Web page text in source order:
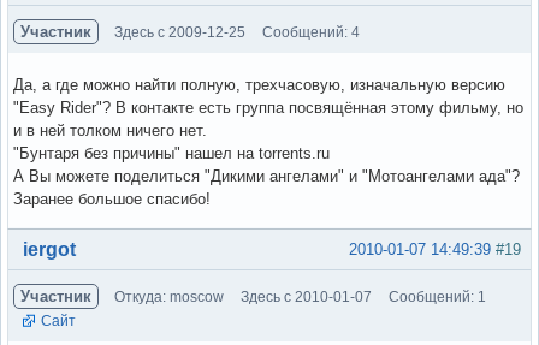
Участник Здесь с 2009-12-25 Сообщений: 4
Да, а где можно найти полную, трехчасовую, изначальную версию
"Easy Rider"? В контакте есть группа посвящённая этому фильму, но
и в ней толком ничего нет.
"Бунтаря без причины" нашел на torrents.ru
А Вы можете поделиться "Дикими ангелами" и "Мотоангелами ада"?
Заранее большое спасибо!
Вне форума #19
2010-01-07 14:49:39
iergot
Участник Откуда: moscow Здесь с 2010-01-07
Сообщений: 1
Сайт